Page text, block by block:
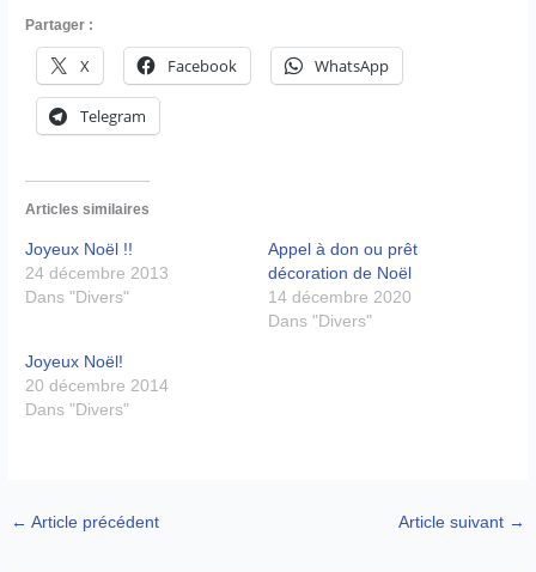
Partager :
X Facebook WhatsApp
Telegram
Articles similaires
Joyeux Noël !!
24 décembre 2013
Dans "Divers"
Appel à don ou prêt
décoration de Noël
14 décembre 2020
Dans "Divers"
Joyeux Noël!
20 décembre 2014
Dans "Divers"
← Article précédent Article suivant →